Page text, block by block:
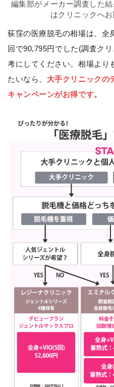
編集部がメーカー調査した
はクリニックへお
荻窪の医療脱毛の相場は、全
回で90,795円でした(調査ク
考にしてください。相場より
たいなら、 大手クリニックの
キャンペーンがお得です。